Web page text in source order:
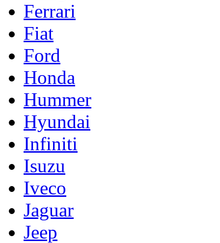
Ferrari
Fiat
Ford
Honda
Hummer
Hyundai
Infiniti
Isuzu
Iveco
Jaguar
Jeep